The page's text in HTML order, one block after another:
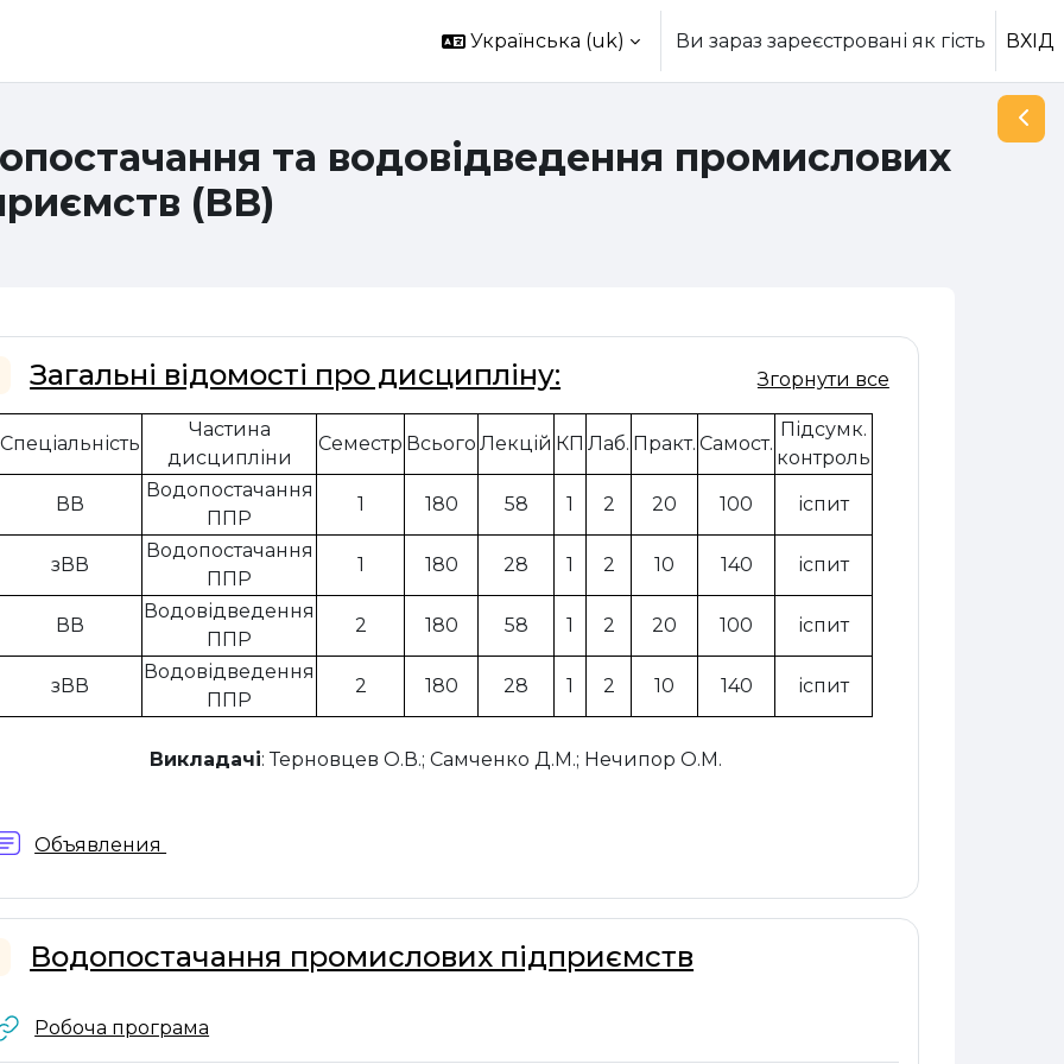
Українська ‎(uk)‎ Ви зараз зареєстровані як гість ВХІД
та водовідведення промислових
(ВВ)
розділу
Загальні відомості про дисципліну: Згорнути все
Спеціальність
Частина
дисципліни
Семестр Всього Лекцій КП Лаб. Практ. Самост.
Підсумк.
контроль
ВВ
Водопостачання
ППР
1 180 58 1 2 20 100 іспит
зВВ
Водопостачання
ППР
1 180 28 1 2 10 140 іспит
ВВ
Водовідведення
ППР
2 180 58 1 2 20 100 іспит
зВВ
Водовідведення
ППР
2 180 28 1 2 10 140 іспит
Викладачі: Терновцев О.В.; Самченко Д.М.; Нечипор О.М.
Объявления
Водопостачання промислових підприємств
Робоча програма